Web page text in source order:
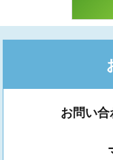
お問い